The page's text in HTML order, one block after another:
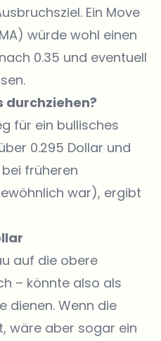
Ein Move
würde wohl einen
0.35 und eventuell
durchziehen?
für ein bullisches
0.295 Dollar und
früheren
war), ergibt
auf die obere
– könnte also als
dienen. Wenn die
wäre aber sogar ein